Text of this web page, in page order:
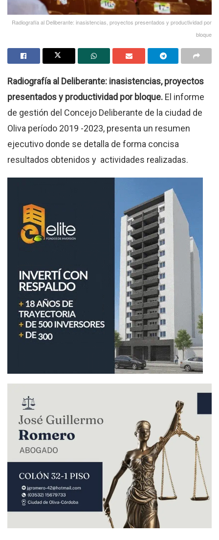
Radiografía al Deliberante: inasistencias, proyectos presentados y productividad por
bloque
Radiografía al Deliberante: inasistencias, proyectos
presentados y productividad por bloque. El informe
de gestión del Concejo Deliberante de la ciudad de
Oliva período 2019 -2023, presenta un resumen
ejecutivo donde se detalla de forma concisa
resultados obtenidos y actividades realizadas.